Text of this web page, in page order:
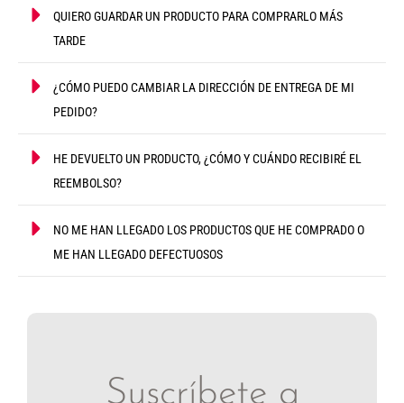
QUIERO GUARDAR UN PRODUCTO PARA COMPRARLO MÁS
TARDE
¿CÓMO PUEDO CAMBIAR LA DIRECCIÓN DE ENTREGA DE MI
PEDIDO?
HE DEVUELTO UN PRODUCTO, ¿CÓMO Y CUÁNDO RECIBIRÉ EL
REEMBOLSO?
NO ME HAN LLEGADO LOS PRODUCTOS QUE HE COMPRADO O
ME HAN LLEGADO DEFECTUOSOS
Suscríbete a